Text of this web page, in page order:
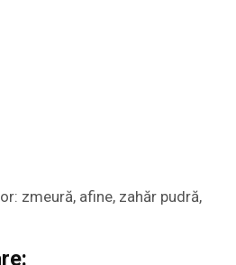
zmeură, afine, zahăr pudră,